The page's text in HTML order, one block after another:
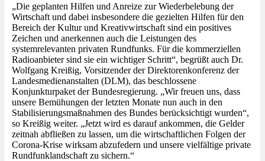
„Die geplanten Hilfen und Anreize zur Wiederbelebung der
Wirtschaft und dabei insbesondere die gezielten Hilfen für den
Bereich der Kultur und Kreativwirtschaft sind ein positives
Zeichen und anerkennen auch die Leistungen des
systemrelevanten privaten Rundfunks. Für die kommerziellen
Radioanbieter sind sie ein wichtiger Schritt“, begrüßt auch Dr.
Wolfgang Kreißig, Vorsitzender der Direktorenkonferenz der
Landesmedienanstalten (DLM), das beschlossene
Konjunkturpaket der Bundesregierung. „Wir freuen uns, dass
unsere Bemühungen der letzten Monate nun auch in den
Stabilisierungsmaßnahmen des Bundes berücksichtigt wurden“,
so Kreißig weiter. „Jetzt wird es darauf ankommen, die Gelder
zeitnah abfließen zu lassen, um die wirtschaftlichen Folgen der
Corona-Krise wirksam abzufedern und unsere vielfältige private
Rundfunklandschaft zu sichern.“